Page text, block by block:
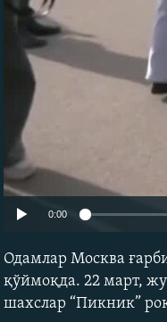
0:00
Одамлар Москва
қўймоқда. 22 март,
шахслар “Пикник”